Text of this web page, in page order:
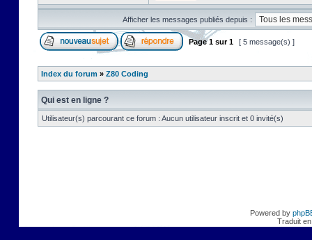
Afficher les messages publiés depuis :
Page1 sur1 [ 5 message(s) ]
Index du forum » Z80 Coding
Qui est en ligne ?
Utilisateur(s) parcourant ce forum : Aucun utilisateur inscrit et 0 invité(s)
Powered by
Traduit